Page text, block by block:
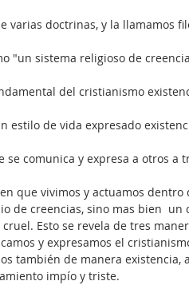
varias doctrinas, y la llamamos
"un sistema religioso de
del cristianismo
estilo de vida expresado
se comunica y expresa a otros a
que vivimos y actuamos
de creencias, sino mas bien
Esto se revela de tres
y expresamos el
también de manera
impío y triste.